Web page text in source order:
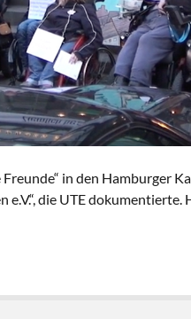
in den Hamburger
die UTE